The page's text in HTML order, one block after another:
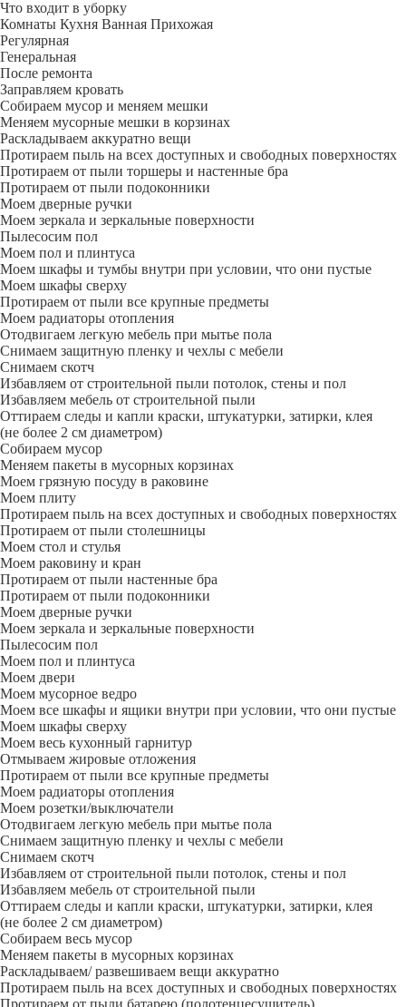
Что входит в уборку
Регу­лярная
Гене­ральная
После ремонта
Заправляем кровать
Собираем мусор и меняем мешки
Меняем мусорные мешки в корзинах
Раскладываем аккуратно вещи
Протираем пыль на всех доступных и свободных поверхностях
Протираем от пыли торшеры и настенные бра
Протираем от пыли подоконники
Моем дверные ручки
Моем зеркала и зеркальные поверхности
Пылесосим пол
Моем пол и плинтуса
Моем шкафы и тумбы внутри при условии, что они пустые
Моем шкафы сверху
Протираем от пыли все крупные предметы
Моем радиаторы отопления
Отодвигаем легкую мебель при мытье пола
Снимаем защитную пленку и чехлы с мебели
Снимаем скотч
Избавляем от строительной пыли потолок, стены и пол
Избавляем мебель от строительной пыли
Оттираем следы и капли краски, штукатурки, затирки, клея
(не более 2 см диаметром)
Собираем мусор
Меняем пакеты в мусорных корзинах
Моем грязную посуду в раковине
Моем плиту
Протираем пыль на всех доступных и свободных поверхностях
Протираем от пыли столешницы
Моем стол и стулья
Моем раковину и кран
Протираем от пыли настенные бра
Протираем от пыли подоконники
Моем дверные ручки
Моем зеркала и зеркальные поверхности
Пылесосим пол
Моем пол и плинтуса
Моем двери
Моем мусорное ведро
Моем все шкафы и ящики внутри при условии, что они пустые
Моем шкафы сверху
Моем весь кухонный гарнитур
Отмываем жировые отложения
Протираем от пыли все крупные предметы
Моем радиаторы отопления
Моем розетки/выключатели
Отодвигаем легкую мебель при мытье пола
Снимаем защитную пленку и чехлы с мебели
Снимаем скотч
Избавляем от строительной пыли потолок, стены и пол
Избавляем мебель от строительной пыли
Оттираем следы и капли краски, штукатурки, затирки, клея
(не более 2 см диаметром)
Собираем весь мусор
Меняем пакеты в мусорных корзинах
Раскладываем/ развешиваем вещи аккуратно
Протираем пыль на всех доступных и свободных поверхностях
Протираем от пыли батарею (полотенцесушитель)